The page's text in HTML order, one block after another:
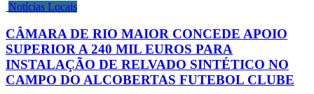
Notícias Locais
CÂMARA DE RIO MAIOR CONCEDE APOIO
SUPERIOR A 240 MIL EUROS PARA
INSTALAÇÃO DE RELVADO SINTÉTICO NO
CAMPO DO ALCOBERTAS FUTEBOL CLUBE